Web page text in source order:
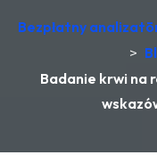
Bezpłatny
>
Badanie krwi na